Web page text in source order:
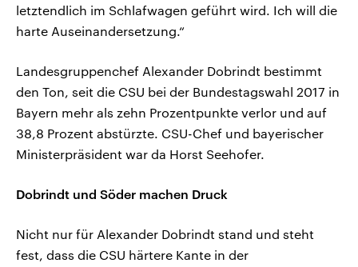
letztendlich im Schlafwagen geführt wird. Ich will die
harte Auseinandersetzung.“
Landesgruppenchef Alexander Dobrindt bestimmt
den Ton, seit die CSU bei der Bundestagswahl 2017 in
Bayern mehr als zehn Prozentpunkte verlor und auf
38,8 Prozent abstürzte. CSU-Chef und bayerischer
Ministerpräsident war da Horst Seehofer.
Dobrindt und Söder machen Druck
Nicht nur für Alexander Dobrindt stand und steht
fest, dass die CSU härtere Kante in der